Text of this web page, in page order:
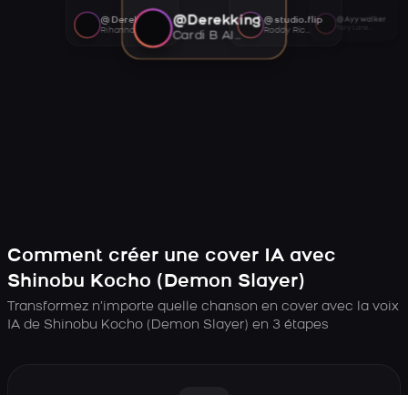
@Derekking
Cardi B AI voice
@studio.flip
Roddy Ricch AI voice
@Ayywalker
@Derekking
Rihanna AI voice
Comment créer une cover IA avec
Shinobu Kocho (Demon Slayer)
Transformez n’importe quelle chanson en cover avec la voix
IA de Shinobu Kocho (Demon Slayer) en 3 étapes